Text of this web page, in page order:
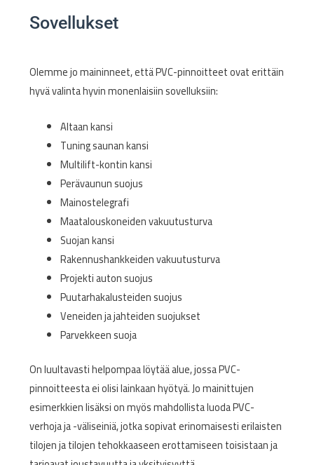
Sovellukset
Olemme jo maininneet, että PVC-pinnoitteet ovat erittäin
hyvä valinta hyvin monenlaisiin sovelluksiin:
Altaan kansi
Tuning saunan kansi
Multilift-kontin kansi
Perävaunun suojus
Mainostelegrafi
Maatalouskoneiden vakuutusturva
Suojan kansi
Rakennushankkeiden vakuutusturva
Projekti auton suojus
Puutarhakalusteiden suojus
Veneiden ja jahteiden suojukset
Parvekkeen suoja
On luultavasti helpompaa löytää alue, jossa PVC-
pinnoitteesta ei olisi lainkaan hyötyä. Jo mainittujen
esimerkkien lisäksi on myös mahdollista luoda PVC-
verhoja ja -väliseiniä, jotka sopivat erinomaisesti erilaisten
tilojen ja tilojen tehokkaaseen erottamiseen toisistaan ja